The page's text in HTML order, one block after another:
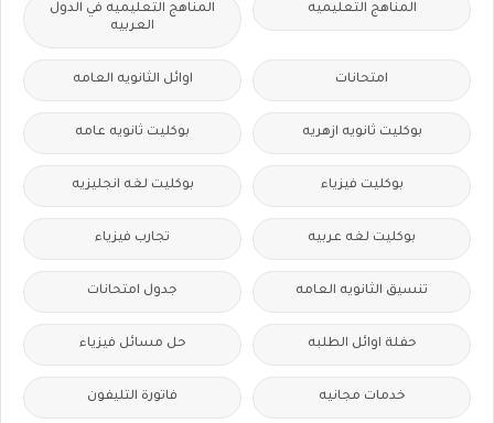
المناهج التعليميه
المناهج التعليميه في الدول
العربيه
امتحانات اوائل الثانويه العامه
بوكليت ثانويه ازهريه بوكليت ثانويه عامه
بوكليت فيزياء بوكليت لغه انجليزيه
بوكليت لغه عربيه تجارب فيزياء
تنسيق الثانويه العامه جدول امتحانات
حفلة اوائل الطلبه حل مسائل فيزياء
خدمات مجانيه فاتورة التليفون